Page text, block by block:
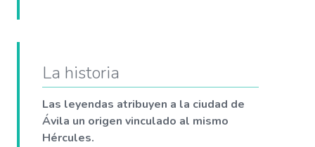
La historia
Las leyendas atribuyen a la ciudad de
Ávila un origen vinculado al mismo
Hércules.